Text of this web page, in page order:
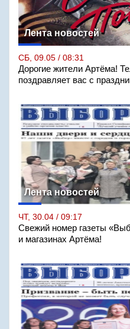
Лента новостей
СБ, 09.05 / 08:31
Дорогие жители Артёма!
поздравляет вас с
Лента новостей
ЧТ, 30.04 / 09:17
Свежий номер газеты
и магазинах Артёма!